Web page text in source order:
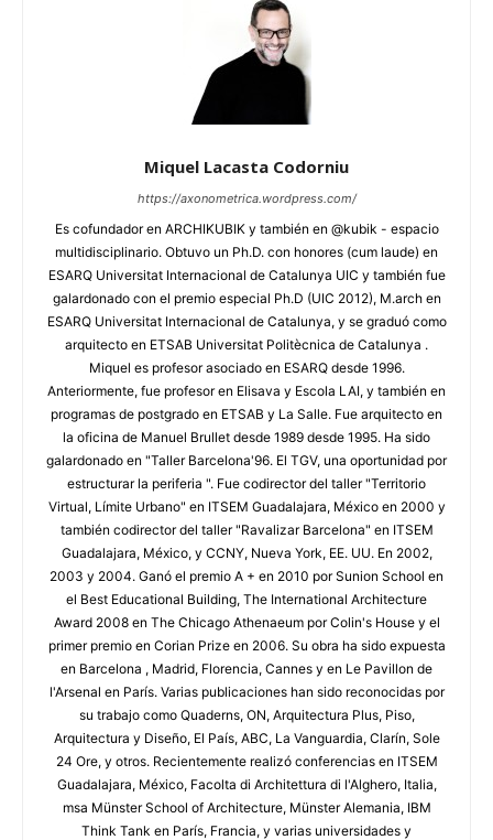
Miquel Lacasta Codorniu
https://axonometrica.wordpress.com/
Es cofundador en ARCHIKUBIK y también en @kubik - espacio
multidisciplinario. Obtuvo un Ph.D. con honores (cum laude) en
ESARQ Universitat Internacional de Catalunya UIC y también fue
galardonado con el premio especial Ph.D (UIC 2012), M.arch en
ESARQ Universitat Internacional de Catalunya, y se graduó como
arquitecto en ETSAB Universitat Politècnica de Catalunya .
Miquel es profesor asociado en ESARQ desde 1996.
Anteriormente, fue profesor en Elisava y Escola LAI, y también en
programas de postgrado en ETSAB y La Salle. Fue arquitecto en
la oficina de Manuel Brullet desde 1989 desde 1995. Ha sido
galardonado en "Taller Barcelona'96. El TGV, una oportunidad por
estructurar la periferia ". Fue codirector del taller "Territorio
Virtual, Límite Urbano" en ITSEM Guadalajara, México en 2000 y
también codirector del taller "Ravalizar Barcelona" en ITSEM
Guadalajara, México, y CCNY, Nueva York, EE. UU. En 2002,
2003 y 2004. Ganó el premio A + en 2010 por Sunion School en
el Best Educational Building, The International Architecture
Award 2008 en The Chicago Athenaeum por Colin's House y el
primer premio en Corian Prize en 2006. Su obra ha sido expuesta
en Barcelona , Madrid, Florencia, Cannes y en Le Pavillon de
l'Arsenal en París. Varias publicaciones han sido reconocidas por
su trabajo como Quaderns, ON, Arquitectura Plus, Piso,
Arquitectura y Diseño, El País, ABC, La Vanguardia, Clarín, Sole
24 Ore, y otros. Recientemente realizó conferencias en ITSEM
Guadalajara, México, Facolta di Architettura di l'Alghero, Italia,
msa Münster School of Architecture, Münster Alemania, IBM
Think Tank en París, Francia, y varias universidades y